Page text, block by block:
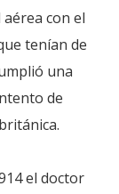
con el
tenían de
una
de
el doctor